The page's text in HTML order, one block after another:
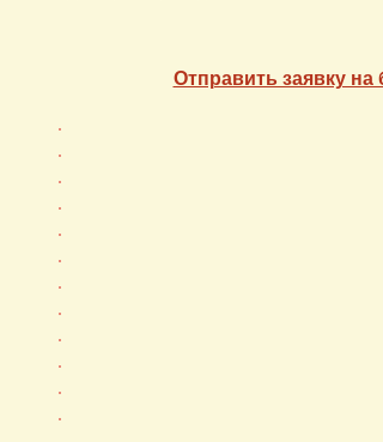
Отправить заявку